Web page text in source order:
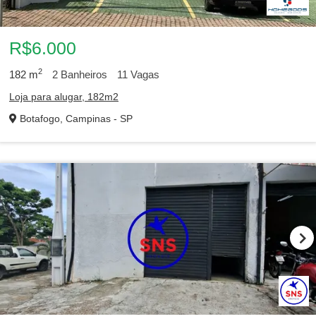
R$6.000
182 m2 2 Banheiros 11 Vagas
Loja para alugar, 182m2
Botafogo, Campinas - SP